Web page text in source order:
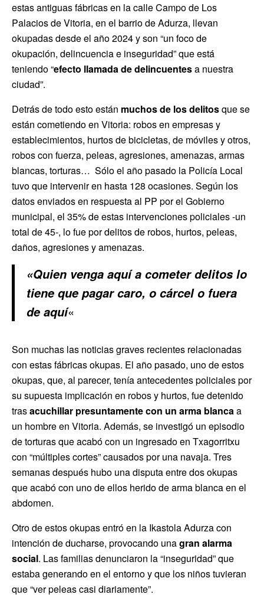
estas antiguas fábricas en la calle Campo de Los
Palacios de Vitoria, en el barrio de Adurza, llevan
okupadas desde el año 2024 y son “un foco de
okupación, delincuencia e inseguridad” que está
teniendo “efecto llamada de delincuentesa nuestra
ciudad”.
Detrás de todo esto están muchos de los delitosque se
están cometiendo en Vitoria: robos en empresas y
establecimientos, hurtos de bicicletas, de móviles y otros,
robos con fuerza, peleas, agresiones, amenazas, armas
blancas, torturas… Sólo el año pasado la Policía Local
tuvo que intervenir en hasta 128 ocasiones. Según los
datos enviados en respuesta al PP por el Gobierno
municipal, el 35% de estas intervenciones policiales -un
total de 45-, lo fue por delitos de robos, hurtos, peleas,
daños, agresiones y amenazas.
«Quien venga aquí a cometer delitos lo
tiene que pagar caro, o cárcel o fuera
de aquí«
Son muchas las noticias graves recientes relacionadas
con estas fábricas okupas. El año pasado, uno de estos
okupas, que, al parecer, tenía antecedentes policiales por
su supuesta implicación en robos y hurtos, fue detenido
trasacuchillar presuntamente con un arma blancaa
un hombre en Vitoria. Además, se investigó un episodio
de torturas que acabó con un ingresado en Txagorritxu
con “múltiples cortes” causados por una navaja. Tres
semanas después hubo una disputa entre dos okupas
que acabó con uno de ellos herido de arma blanca en el
abdomen.
Otro de estos okupas entró en la Ikastola Adurza con
intención de ducharse, provocando unagran alarma
social. Las familias denunciaron la “inseguridad” que
estaba generando en el entorno y que los niños tuvieran
que “ver peleas casi diariamente”.